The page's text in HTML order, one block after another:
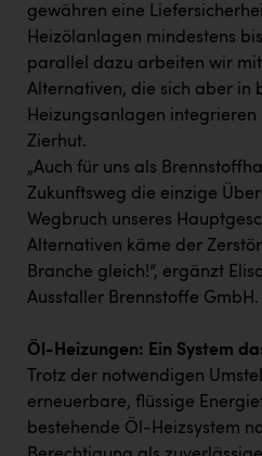
Passage Linz
PEZ
PÜSPÖK
REMAX
RE/MAX Welcome
Resch&Frisch
RUBBLE MASTER
SCRI - Salzburg Cancer
SCHMACHTL GmbH
Schwingshandl - automation
gewähren eine
Heizölanlagen mindestens
parallel dazu arbeiten wir
Alternativen, die sich aber in
Heizungsanlagen integrieren
Zierhut.
„Auch für uns als
Zukunftsweg die einzige
Wegbruch unseres
Alternativen käme der
Branche gleich!“, ergänzt
Ausstaller Brennstoffe GmbH.
Öl-Heizungen: Ein System
Trotz der notwendigen
erneuerbare, flüssige
bestehende Öl-Heizsystem